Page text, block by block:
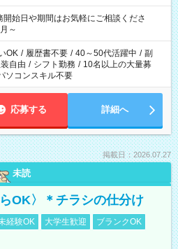
始日や期間はお気軽にご相談くださ
～
OK / 履歴書不要 / 40～50代活躍中 / 副
自由 / シフト勤務 / 10名以上の大量募
ソコンスキル不要
応募する 詳細へ
掲載日：2026.07.27
未読
OK〉＊チラシの仕分け
経験OK 大学生歓迎
ブランクOK